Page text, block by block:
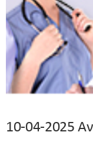
10-04-2025